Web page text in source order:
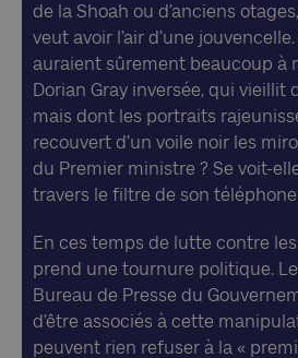
de la Shoah ou d’anciens
veut avoir l’air d’une
auraient sûrement beaucoup à
Dorian Gray inversée, qui vieillit
mais dont les portraits
recouvert d’un voile noir les
du Premier ministre ? Se voit-
travers le filtre de son
En ces temps de lutte contre les
prend une tournure politique.
Bureau de Presse du
d’être associés à cette
peuvent rien refuser à la «